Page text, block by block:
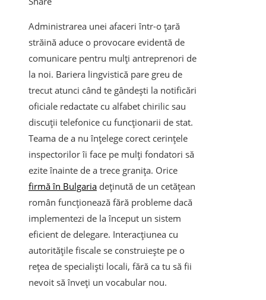
Administrarea unei afaceri într-o țară
străină aduce o provocare evidentă de
comunicare pentru mulți antreprenori de
la noi. Bariera lingvistică pare greu de
trecut atunci când te gândești la notificări
oficiale redactate cu alfabet chirilic sau
discuții telefonice cu funcționarii de stat.
Teama de a nu înțelege corect cerințele
inspectorilor îi face pe mulți fondatori să
ezite înainte de a trece granița. Orice
firmă în Bulgaria deținută de un cetățean
român funcționează fără probleme dacă
implementezi de la început un sistem
eficient de delegare. Interacțiunea cu
autoritățile fiscale se construiește pe o
rețea de specialiști locali, fără ca tu să fii
nevoit să înveți un vocabular nou.